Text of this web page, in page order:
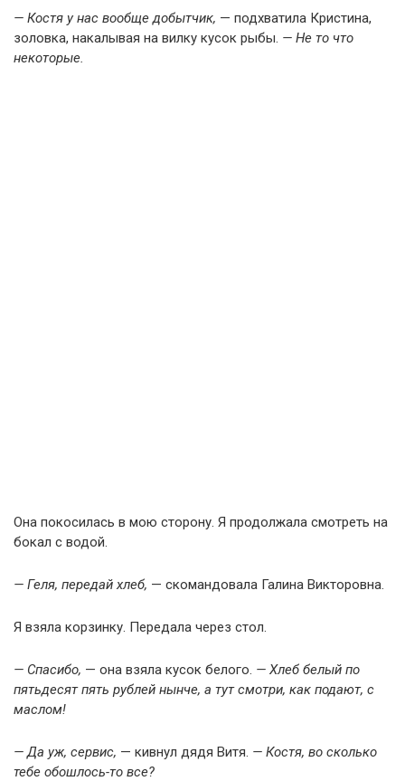
— Костя у нас вообще добытчик, — подхватила Кристина,
золовка, накалывая на вилку кусок рыбы. — Не то что
некоторые.
Она покосилась в мою сторону. Я продолжала смотреть на
бокал с водой.
— Геля, передай хлеб, — скомандовала Галина Викторовна.
Я взяла корзинку. Передала через стол.
— Спасибо, — она взяла кусок белого. — Хлеб белый по
пятьдесят пять рублей нынче, а тут смотри, как подают, с
маслом!
— Да уж, сервис, — кивнул дядя Витя. — Костя, во сколько
тебе обошлось-то все?